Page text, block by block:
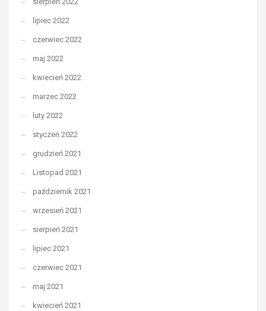
lipiec 2022
czerwiec 2022
maj 2022
kwiecień 2022
marzec 2022
luty 2022
styczeń 2022
grudzień 2021
Listopad 2021
październik 2021
wrzesień 2021
sierpień 2021
lipiec 2021
czerwiec 2021
maj 2021
kwiecień 2021